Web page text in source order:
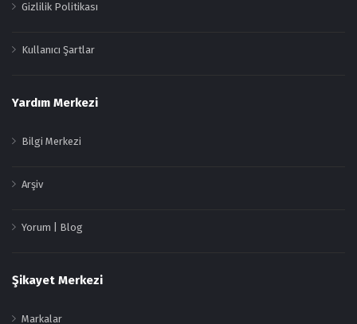
Gizlilik Politikası
Kullanıcı Şartlar
Yardım Merkezi
Bilgi Merkezi
Arşiv
Yorum | Blog
Şikayet Merkezi
Markalar